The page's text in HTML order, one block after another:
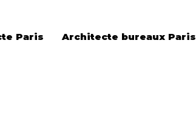
Paris Architecte bureaux Paris